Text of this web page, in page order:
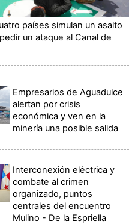
países simulan un asalto
un ataque al Canal de
Empresarios de Aguadulce
alertan por crisis
económica y ven en la
minería una posible salida
Interconexión eléctrica y
combate al crimen
organizado, puntos
centrales del encuentro
Mulino - De la Espriella